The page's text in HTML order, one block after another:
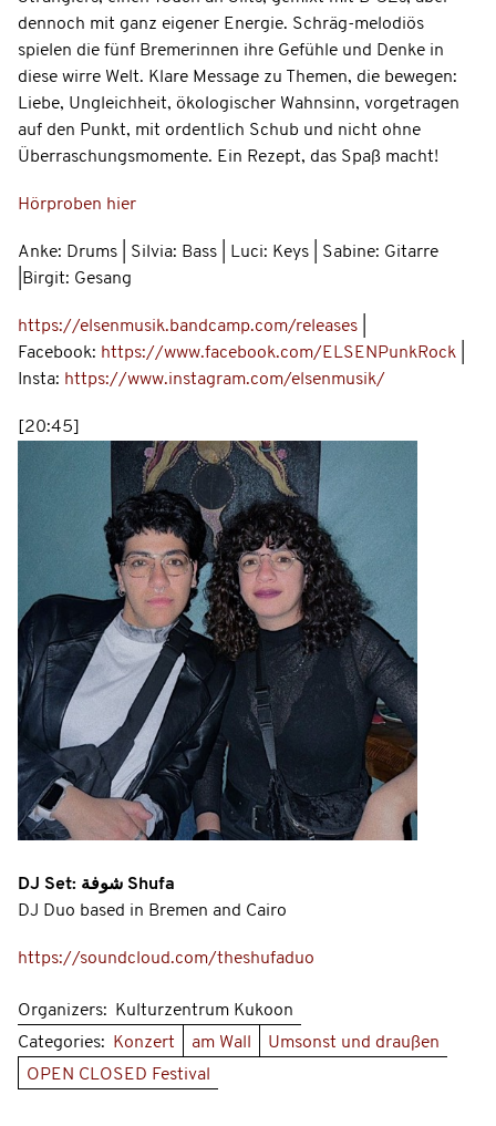
dennoch mit ganz eigener Energie. Schräg-melodiös
spielen die fünf Bremerinnen ihre Gefühle und Denke in
diese wirre Welt. Klare Message zu Themen, die bewegen:
Liebe, Ungleichheit, ökologischer Wahnsinn, vorgetragen
auf den Punkt, mit ordentlich Schub und nicht ohne
Überraschungsmomente. Ein Rezept, das Spaß macht!
Hörproben hier
Anke: Drums | Silvia: Bass | Luci: Keys | Sabine: Gitarre
|Birgit: Gesang
https://elsenmusik.bandcamp.com/releases
Facebook: https://www.facebook.com/ELSENPunkRock
Insta: https://www.instagram.com/elsenmusik/
[20:45]
DJ Set: شوفة Shufa
DJ Duo based in Bremen and Cairo
https://soundcloud.com/theshufaduo
Organizers:
Kulturzentrum Kukoon
Categories:
Konzert am Wall
Umsonst und draußen
OPEN CLOSED Festival